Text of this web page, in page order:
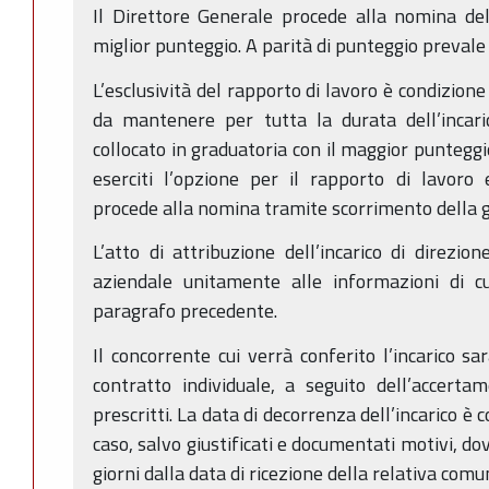
Il Direttore Generale procede alla nomina
miglior punteggio. A parità di punteggio
L’esclusività del rapporto di lavoro è
da mantenere per tutta la durata
collocato in graduatoria con il maggior
eserciti l’opzione per il rapporto di lavoro
procede alla nomina tramite scorrimento della
L’atto di attribuzione dell’incarico di
aziendale unitamente alle informazioni di
paragrafo precedente.
Il concorrente cui verrà conferito l’incarico
contratto individuale, a seguito
prescritti. La data di decorrenza dell’incarico
caso, salvo giustificati e documentati motivi,
giorni dalla data di ricezione della relativa